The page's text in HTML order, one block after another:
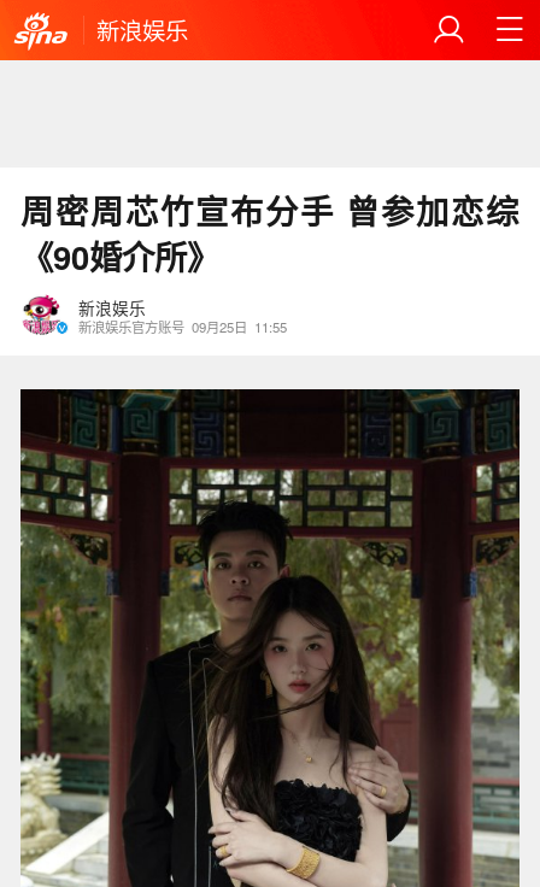
新浪娱乐
周密周芯竹宣布分手 曾参加恋综
《90婚介所》
新浪娱乐
新浪娱乐官方账号 09月25日 11:55